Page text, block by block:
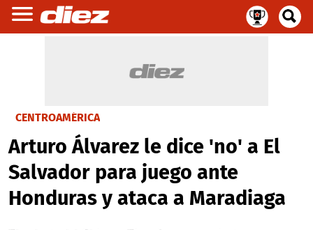
CENTROAMÉRICA
Arturo Álvarez le dice 'no' a El
Salvador para juego ante
Honduras y ataca a Maradiaga